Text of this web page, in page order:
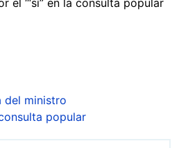
el ‘“sí” en la consulta popular
del ministro
popular